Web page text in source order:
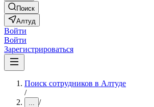
Поиск
Алтуд
Войти
Войти
Зарегистрироваться
Поиск сотрудников в Алтуде
/
... /